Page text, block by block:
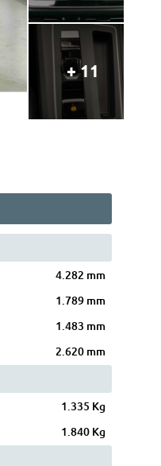
+ 11
4.282 mm
1.789 mm
1.483 mm
2.620 mm
1.335 Kg
1.840 Kg